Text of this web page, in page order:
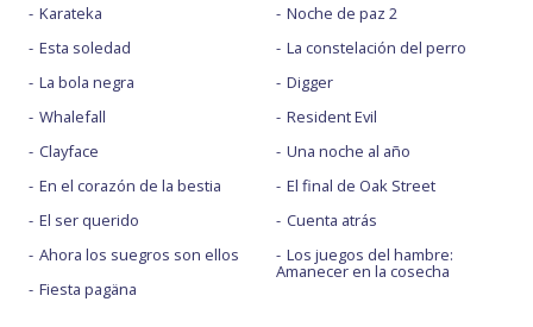
Karateka
Esta soledad
La bola negra
Whalefall
Clayface
En el corazón de la bestia
El ser querido
Ahora los suegros son ellos
Fiesta pagäna
Noche de paz 2
La constelación del perro
Digger
Resident Evil
Una noche al año
El final de Oak Street
Cuenta atrás
Los juegos del hambre:
Amanecer en la cosecha